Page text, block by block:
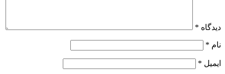
دیدگاه *
نام *
ایمیل *